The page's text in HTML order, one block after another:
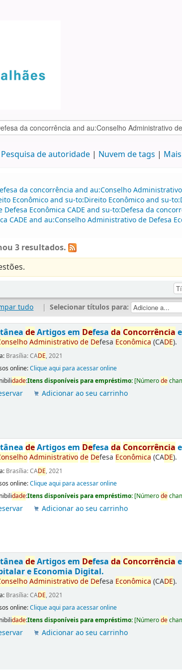
Pesquisa de autoridade Nuvem de tags
da concorrência and au:Conselho
Econômico and su-to:Direito Econômico and su-
Econômica CADE and su-to:Defesa da
CADE and au:Conselho Administrativo de Defesa
3 resultados.
tudo | Selecionar títulos para:
deArtigos em Defesada Concorrência
Administrativode Defesa Econômica (CADE).
Brasília: CADE, 2021
online:Clique aqui para acessar online
dade:Itens disponíveis para empréstimo: [Númerode
Adicionar ao seu carrinho
deArtigos em Defesada Concorrência
Administrativode Defesa Econômica (CADE).
Brasília: CADE, 2021
online:Clique aqui para acessar online
dade:Itens disponíveis para empréstimo: [Númerode
Adicionar ao seu carrinho
deArtigos em Defesada Concorrência
e Economia Digital.
Administrativode Defesa Econômica (CADE).
Brasília: CADE, 2021
online:Clique aqui para acessar online
dade:Itens disponíveis para empréstimo: [Númerode
Adicionar ao seu carrinho